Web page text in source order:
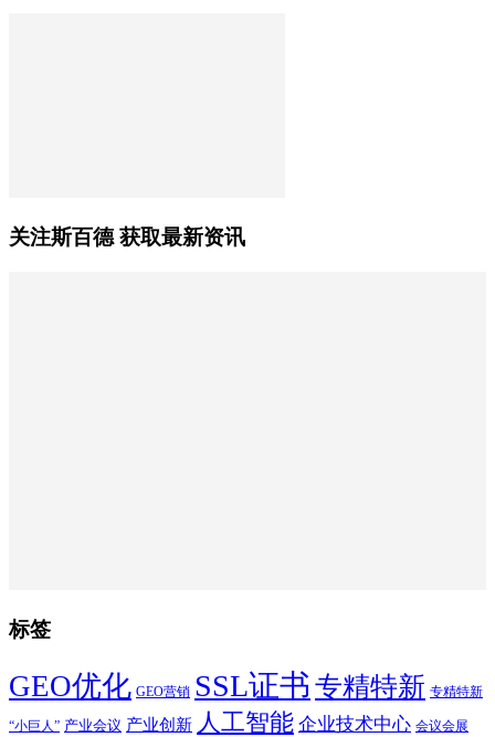
关注斯百德 获取最新资讯
标签
GEO优化 GEO营销 SSL证书 专精特新 专精特新
“小巨人” 产业会议 产业创新 人工智能 企业技术中心 会议会展